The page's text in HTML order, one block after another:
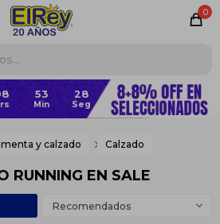
0
28
y calzado Calzado
RUNNING EN SALE
Recomendados